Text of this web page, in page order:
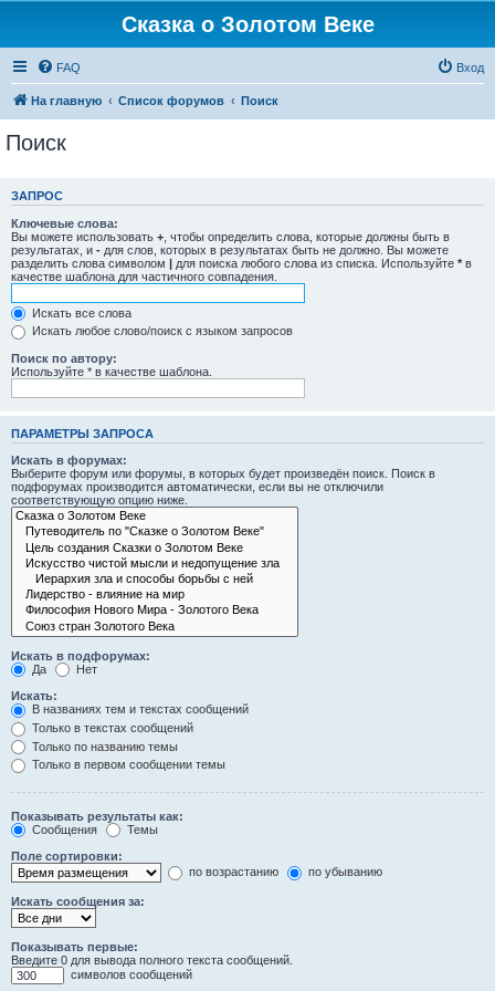
Сказка о Золотом Веке
FAQ Вход
На главную Список форумов Поиск
Поиск
ЗАПРОС
Ключевые слова:
Вы можете использовать + , чтобы определить слова, которые должны быть в
результатах, и - для слов, которых в результатах быть не должно. Вы можете
разделить слова символом | для поиска любого слова из списка. Используйте * в
качестве шаблона для частичного совпадения.
Искать все слова
Искать любое слово/поиск с языком запросов
Поиск по автору:
Используйте * в качестве шаблона.
ПАРАМЕТРЫ ЗАПРОСА
Искать в форумах:
Выберите форум или форумы, в которых будет произведён поиск. Поиск в
подфорумах производится автоматически, если вы не отключили
соответствующую опцию ниже.
Искать в подфорумах:
Да
Нет
Искать:
В названиях тем и текстах сообщений
Только в текстах сообщений
Только по названию темы
Только в первом сообщении темы
Показывать результаты как:
Сообщения
Темы
Поле сортировки:
по возрастанию
по убыванию
Искать сообщения за:
Показывать первые:
Введите 0 для вывода полного текста сообщений.
символов сообщений